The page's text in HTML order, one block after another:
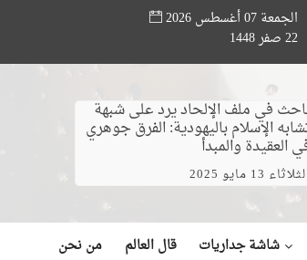
المواهب القرآنية.. ختام مسابقة «أصوات من السماء»
الجمعة 07 أغسطس 2026
22 صفر 1448
في ملف الإلحاد يرد على شبهة
الإسلام باليهودية: الفرق جوهري
العقيدة والمبدأ
13 مايو 2025
شاشة جداريات قال العالم من نحن